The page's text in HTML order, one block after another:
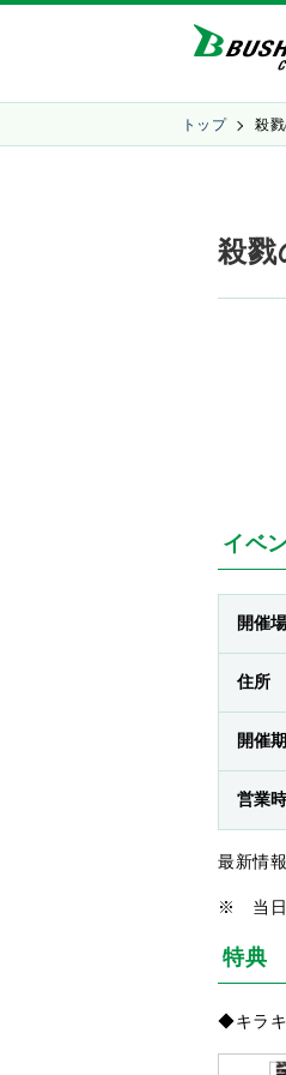
トップ 殺
殺戮
イベ
開催
住所
開催
営業
最新情
※ 当日
特典
◆キラキ